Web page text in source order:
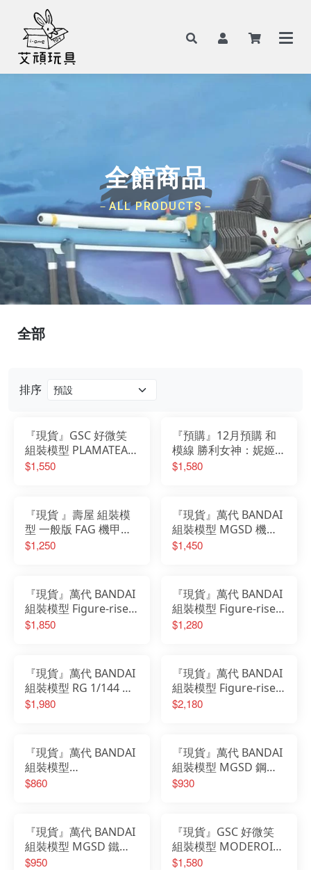
全館商品
－ALL PRODUCTS－
排序
『現貨』GSC 好微笑
組裝模型 PLAMATEA
初音未來 MIKU 中央町
$1,550
『預購』12月預購 和
模線 勝利女神：妮姬
小紅帽 1/12 組裝模型
$1,580
『現貨 』壽屋 組裝模
型 一般版 FAG 機甲少
女 機音少女 初音未來
$1,250
『現貨』萬代 BANDAI
組裝模型 MGSD 機動
戰士鋼彈 seed destiny
$1,450
『現貨』萬代 BANDAI
組裝模型 Figure-rise
Standard 遊戲王 三幻
$1,850
『現貨』萬代 BANDAI
組裝模型 Figure-rise
Standard 遊戲王 青眼
$1,280
『現貨』萬代 BANDAI
組裝模型 RG 1/144 曉
鋼彈 (大鷲裝備)
$1,980
『現貨』萬代 BANDAI
組裝模型 Figure-rise
Standard 遊戲王 三幻
$2,180
『現貨』萬代 BANDAI
組裝模型
ULTIMAGEAR SERIES
$860
『現貨』萬代 BANDAI
組裝模型 MGSD 鋼彈
seed 自由鋼彈
$930
『現貨』萬代 BANDAI
組裝模型 MGSD 鐵血
的孤兒 獵魔鋼彈 鋼彈
$950
『現貨』GSC 好微笑
組裝模型 MODEROID
無敵鐵金剛凱薩 GO-
$1,580
全部